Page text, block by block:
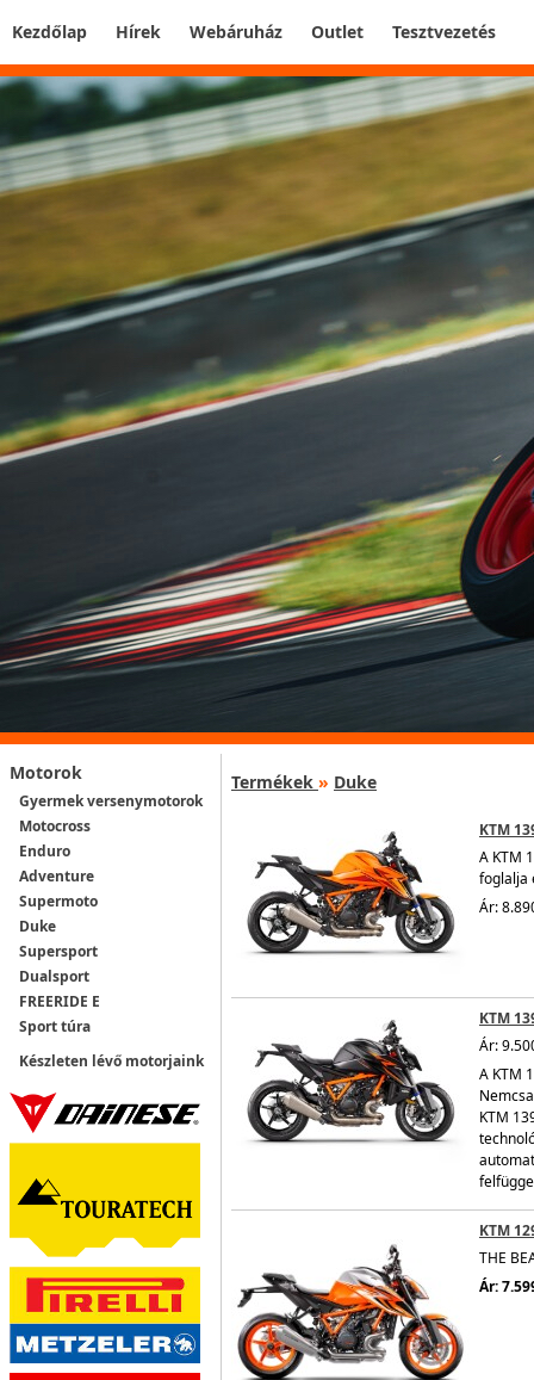
Kezdőlap Hírek Webáruház Outlet Tesztvezetés
Motorok
Gyermek versenymotorok
Motocross
Enduro
Adventure
Supermoto
Duke
Supersport
Dualsport
FREERIDE E
Sport túra
Készleten lévő motorjaink
Termékek » Duke
KTM
A KTM
foglalja
Ár:
KTM
Ár:
A KTM
KTM
KTM
THE
Ár: